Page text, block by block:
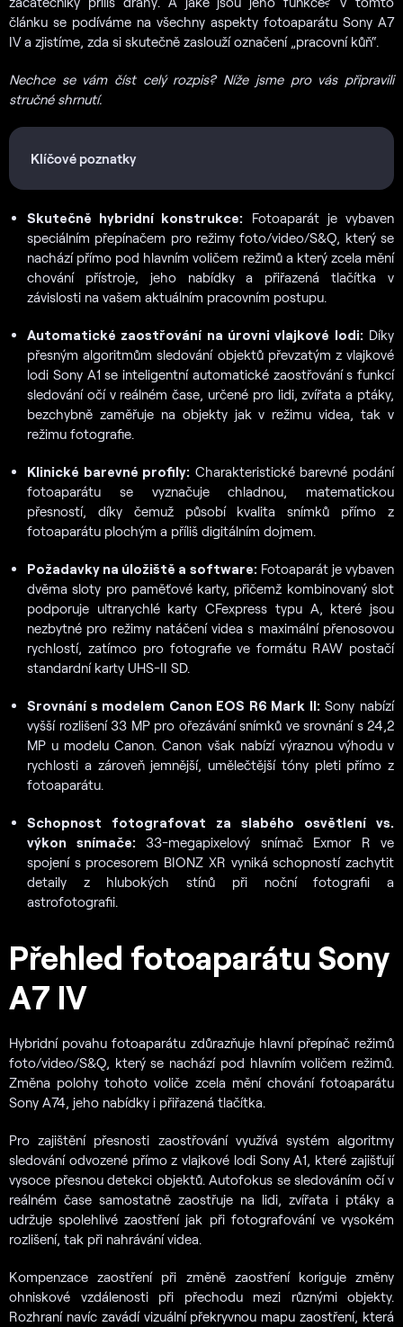
článku se podíváme na všechny aspekty fotoaparátu Sony A7
IV a zjistíme, zda si skutečně zaslouží označení „pracovní kůň“.
Nechce se vám číst celý rozpis? Níže jsme pro vás připravili
stručné shrnutí.
Klíčové poznatky
Skutečně hybridní konstrukce: Fotoaparát je vybaven
speciálním přepínačem pro režimy foto/video/S&Q, který se
nachází přímo pod hlavním voličem režimů a který zcela mění
chování přístroje, jeho nabídky a přiřazená tlačítka v
závislosti na vašem aktuálním pracovním postupu.
Automatické zaostřování na úrovni vlajkové lodi:Díky
přesným algoritmům sledování objektů převzatým z vlajkové
lodi Sony A1 se inteligentní automatické zaostřování s funkcí
sledování očí v reálném čase, určené pro lidi, zvířata a ptáky,
bezchybně zaměřuje na objekty jak v režimu videa, tak v
režimu fotografie.
Klinické barevné profily: Charakteristické barevné podání
fotoaparátu se vyznačuje chladnou, matematickou
přesností, díky čemuž působí kvalita snímků přímo z
fotoaparátu plochým a příliš digitálním dojmem.
Požadavky na úložiště a software:Fotoaparát je vybaven
dvěma sloty pro paměťové karty, přičemž kombinovaný slot
podporuje ultrarychlé karty CFexpress typu A, které jsou
nezbytné pro režimy natáčení videa s maximální přenosovou
rychlostí, zatímco pro fotografie ve formátu RAW postačí
standardní karty UHS-II SD.
Srovnání s modelem Canon EOS R6 Mark II:Sony nabízí
vyšší rozlišení 33 MP pro ořezávání snímků ve srovnání s 24,2
MP u modelu Canon. Canon však nabízí výraznou výhodu v
rychlosti a zároveň jemnější, umělečtější tóny pleti přímo z
fotoaparátu.
Schopnost fotografovat za slabého osvětlení vs.
výkon snímače:33-megapixelový snímač Exmor R ve
spojení s procesorem BIONZ XR vyniká schopností zachytit
detaily z hlubokých stínů při noční fotografii a
astrofotografii.
Přehled fotoaparátu Sony
A7 IV
Hybridní povahu fotoaparátu zdůrazňuje hlavní přepínač režimů
foto/video/S&Q, který se nachází pod hlavním voličem režimů.
Změna polohy tohoto voliče zcela mění chování fotoaparátu
Sony A74, jeho nabídky i přiřazená tlačítka.
Pro zajištění přesnosti zaostřování využívá systém algoritmy
sledování odvozené přímo z vlajkové lodi Sony A1, které zajišťují
vysoce přesnou detekci objektů. Autofokus se sledováním očí v
reálném čase samostatně zaostřuje na lidi, zvířata i ptáky a
udržuje spolehlivé zaostření jak při fotografování ve vysokém
rozlišení, tak při nahrávání videa.
Kompenzace zaostření při změně zaostření koriguje změny
ohniskové vzdálenosti při přechodu mezi různými objekty.
Rozhraní navíc zavádí vizuální překryvnou mapu zaostření, která